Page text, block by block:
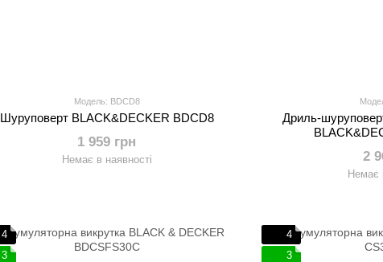
Модель: BDCD8
Шуруповерт BLACK&DECKER BDCD8
1 959 грн
Немає в наявності
Дриль-
2
Немає
4
3
4
3